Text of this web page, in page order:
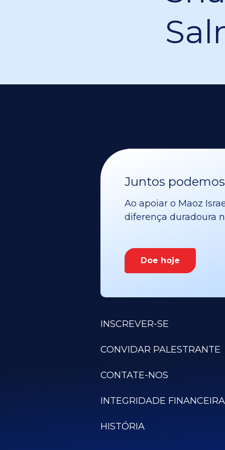
Juntos
Ao apoiar o Maoz
diferença duradoura
Doe hoje
INSCREVER-SE
CONVIDAR PALESTRANTE
CONTATE-NOS
INTEGRIDADE FINANCEIRA
HISTÓRIA